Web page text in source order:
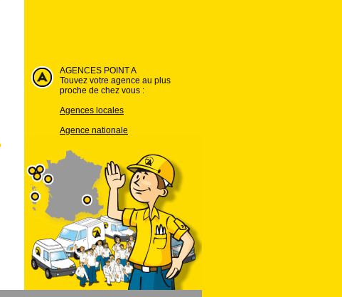
AGENCES POINT A
Touvez votre agence au plus
proche de chez vous :
Agences locales
Agence nationale